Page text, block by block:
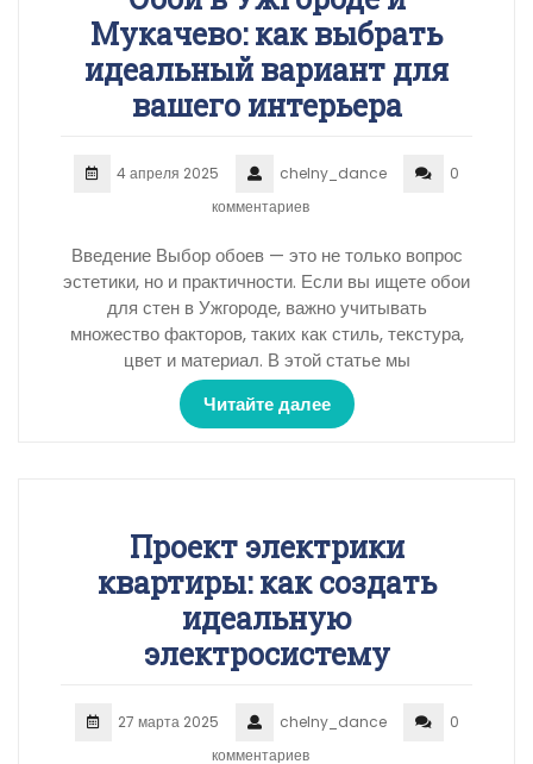
Мукачево: как выбрать
идеальный вариант для
вашего интерьера
4 апреля 2025 chelny_dance
0
комментариев
Введение Выбор обоев — это не только вопрос
эстетики, но и практичности. Если вы ищете обои
для стен в Ужгороде, важно учитывать
множество факторов, таких как стиль, текстура,
цвет и материал. В этой статье мы
Читайте далее
Проект электрики
квартиры: как создать
идеальную
электросистему
27 марта 2025 chelny_dance
0
комментариев